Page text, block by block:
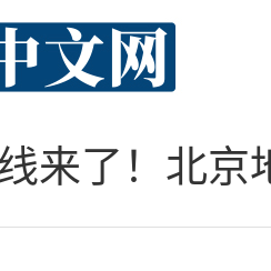
来了！北京